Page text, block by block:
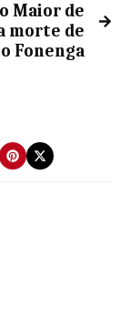
Maior de
morte de
Fonenga